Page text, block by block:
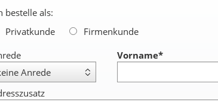
bestelle als:
Privatkunde
Firmenkunde
Vorname*